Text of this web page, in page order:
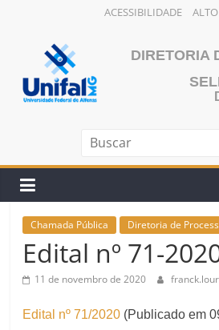
ACESSIBILIDADE
conteúdo
DIRETORIA
Chamada Pública Diretoria de
Edital nº 71-
11 de novembro de 2020
Edital nº 71/2020 (Publicado em